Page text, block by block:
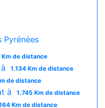
Pyrénées
de distance
1.134 Km de distance
de distance
à 1.745 Km de distance
Km de distance